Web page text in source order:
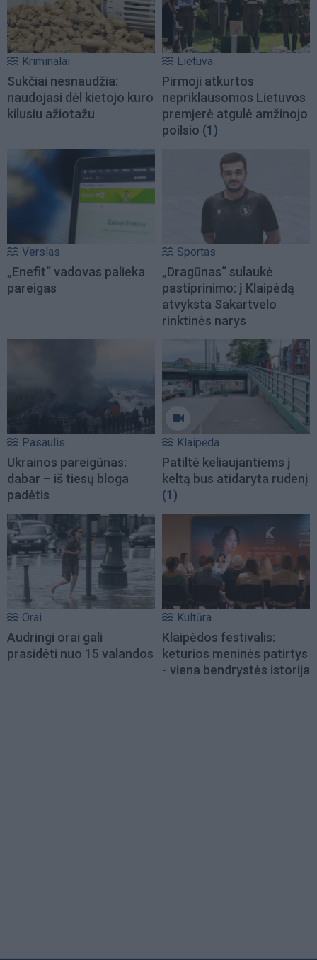
Kriminalai
Sukčiai nesnaudžia:
naudojasi dėl kietojo kuro
kilusiu ažiotažu
Lietuva
Pirmoji atkurtos
nepriklausomos Lietuvos
premjerė atgulė amžinojo
poilsio (1)
Verslas
„Enefit“ vadovas palieka
pareigas
Sportas
„Dragūnas“ sulaukė
pastiprinimo: į Klaipėdą
atvyksta Sakartvelo
rinktinės narys
Pasaulis
Ukrainos pareigūnas:
dabar – iš tiesų bloga
padėtis
Klaipėda
Patiltė keliaujantiems į
keltą bus atidaryta rudenį
(1)
Orai
Audringi orai gali
prasidėti nuo 15 valandos
Kultūra
Klaipėdos festivalis:
keturios meninės patirtys
- viena bendrystės istorija